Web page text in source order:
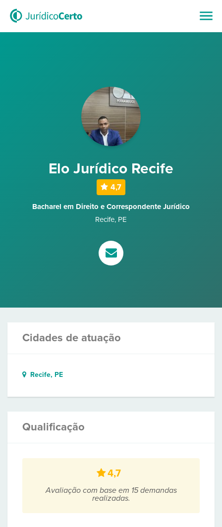
Elo Jurídico Recife
4,7
Bacharel em Direito e Correspondente Jurídico
Recife, PE
Cidades de atuação
Recife, PE
Qualificação
4,7
Avaliação com base em 15 demandas
realizadas.